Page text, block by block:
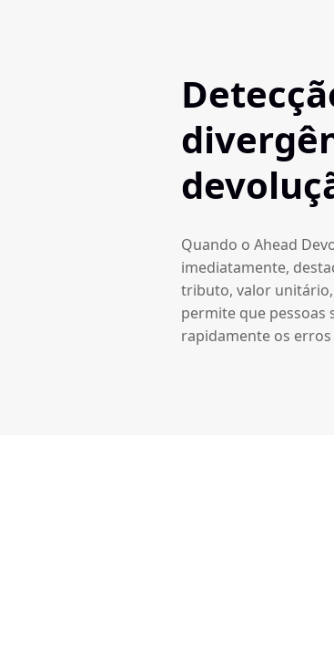
Quando o Ahead
imediatamente,
tributo, valor unitário,
permite que
rapidamente os